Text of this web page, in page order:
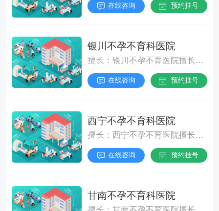
高糖分食物。建议采用快走配合弹力带训练的方
式，既能控制体重又可增强肌肉保护功能。戒烟
柱韧带钙化进程，戒烟后血液循环和炎症指标都
会逐步改善。可寻求专业戒烟指导，采用逐步减
量法配合行为矫正。同时注意避免吸入二手烟，
家庭环境的配合对戒烟成功率有显著影响。对于
现持续性晨僵或腰背痛时，应及时就医检查。日
常注意腰部保暖，饮食中适当加入抗炎食物，这
些综合措施共同构成预防体系。)
升机体免疫力，辅助肝脏功能恢复。药物治疗可
辅助保护肝脏。医生会根据病情开具护肝药物，
如护肝片、水飞蓟素制剂等，这些药物能减轻肝
脏炎症，促进肝细胞再生。口服药物适用于轻中
度患者，需在医生指导下长期坚持使用。对于病
情较重或口服药效果不佳的患者，可能需要静脉
滴注治疗。通过注射护肝药物，如多烯磷脂酰胆
标，控制疾病进展。这种治疗通常在医院监护下
进行。若酒精肝发展为肝衰竭，肝移植可能是最
终选择。手术适用于肝脏功能严重受损、其他治
疗无效的情况。术后需终身服用抗排斥药物，并
患者应定期进行肝功能检查和影像学评估，如B
超或CT，以监测恢复情况。结合健康生活方式，
在线咨询 预约挂号
银川不孕不育科医院
擅长：银川不孕不育医院擅长精液不液化,怀不上,不育精子少,胎停,精液常规]等疾病诊断治疗。
在线咨询 预约挂号
西宁不孕不育科医院
擅长：西宁不孕不育医院擅长子宫内膜增生,子宫内膜厚度,子宫肥大月经失调,性激素失衡,激素六项检查]等疾病诊断治疗。
在线咨询 预约挂号
甘南不孕不育科医院